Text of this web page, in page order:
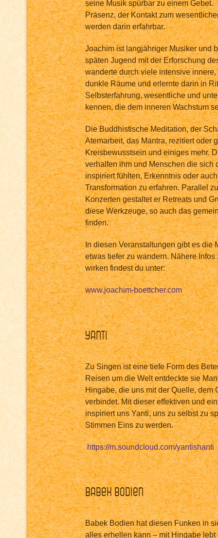
seine Musik spürbar zu einem Gebet.
Präsenz, der Kontakt zum
werden darin erfahrbar.
Joachim ist langjähriger Musiker und
späten Jugend mit der Erforschung
wanderte durch viele intensive
dunkle Räume und erlernte darin in
Selbsterfahrung, wesentliche und
kennen, die dem inneren Wachstum
Die Buddhistische Meditation, der
Atemarbeit, das Mantra, rezitiert oder
Kreisbewusstsein und einiges mehr.
verhalfen ihm und Menschen die sich
inspiriert fühlten, Erkenntnis oder
Transformation zu erfahren. Parallel
Konzerten gestaltet er Retreats und
diese Werkzeuge, so auch das
finden.
In diesen Veranstaltungen gibt es die
etwas tiefer zu wandern. Nähere
wirken findest du unter:
www.joachim-boettcher.com
Yanti
Zu Singen ist eine tiefe Form des
Reisen um die Welt entdeckte sie
Hingabe, die uns mit der Quelle, dem
verbindet. Mit dieser effektiven und
inspiriert uns Yanti, uns zu selbst zu
Stimmen Eins zu werden.
https://m.soundcloud.com/yantishanti
Babek Bodien
Babek Bodien hat diesen Funken in
alles erhellen kann – mit Hingabe